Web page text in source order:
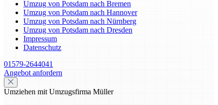
Umzug von Potsdam nach Bremen
Umzug von Potsdam nach Hannover
Umzug von Potsdam nach Nürnberg
Umzug von Potsdam nach Dresden
Impressum
Datenschutz
01579-2644041
Angebot anfordern
Umziehen mit Umzugsfirma Müller